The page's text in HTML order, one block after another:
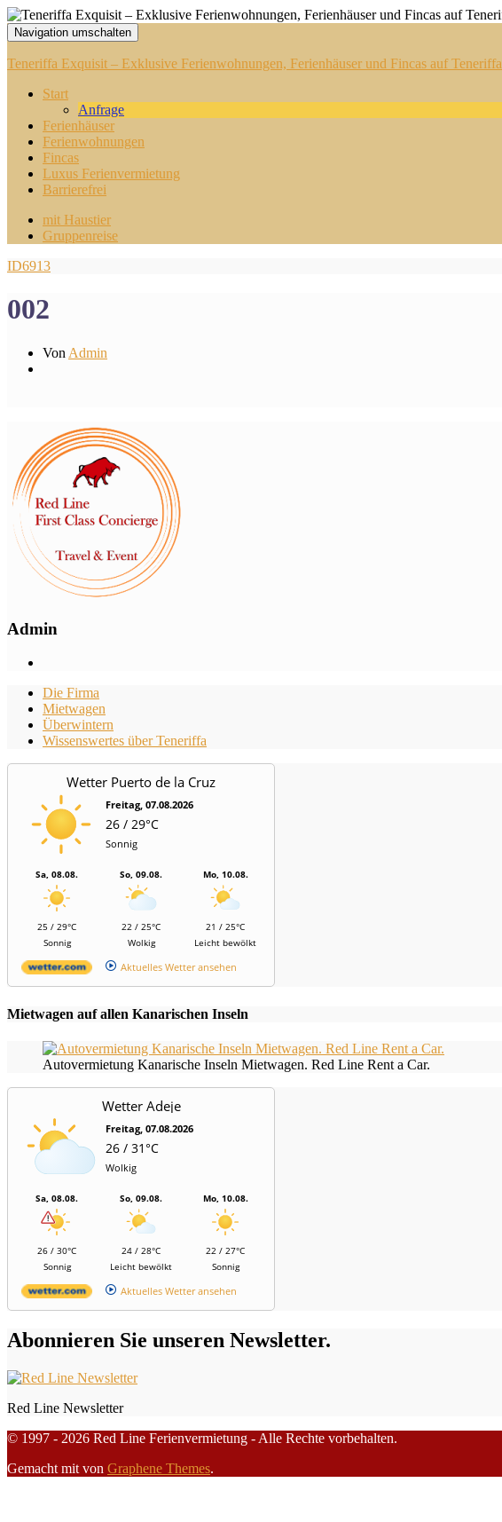
Navigation umschalten
Teneriffa Exquisit – Exklusive Ferienwohnungen, Ferienhäuser und Fincas auf Teneriffa
Start
Anfrage
Ferienhäuser
Ferienwohnungen
Fincas
Luxus Ferienvermietung
Barrierefrei
mit Haustier
Gruppenreise
ID6913
002
Von Admin
Admin
Die Firma
Mietwagen
Überwintern
Wissenswertes über Teneriffa
Wetter Puerto de la Cruz
Freitag, 07.08.2026
26 / 29°C
Sonnig
Sa, 08.08.
25 / 29°C
Sonnig
So, 09.08.
22 / 25°C
Wolkig
Mo, 10.08.
21 / 25°C
Leicht bewölkt
Aktuelles Wetter ansehen
Mietwagen auf allen Kanarischen Inseln
Autovermietung Kanarische Inseln Mietwagen. Red Line Rent a Car.
Wetter Adeje
Freitag, 07.08.2026
26 / 31°C
Wolkig
Sa, 08.08.
26 / 30°C
Sonnig
So, 09.08.
24 / 28°C
Leicht bewölkt
Mo, 10.08.
22 / 27°C
Sonnig
Aktuelles Wetter ansehen
Abonnieren Sie unseren Newsletter.
Red Line Newsletter
© 1997 - 2026 Red Line Ferienvermietung - Alle Rechte vorbehalten.
Gemacht mit von Graphene Themes.